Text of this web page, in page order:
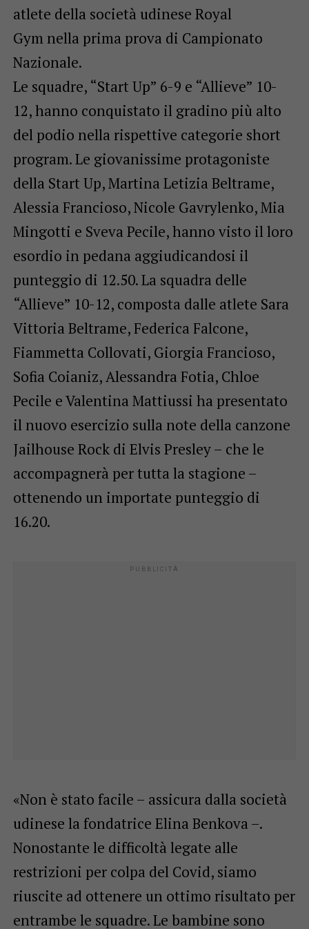
atlete della società udinese Royal
Gym nella prima prova di Campionato
Nazionale.
Le squadre, “Start Up” 6-9 e “Allieve” 10-
12, hanno conquistato il gradino più alto
del podio nella rispettive categorie short
program. Le giovanissime protagoniste
della Start Up, Martina Letizia Beltrame,
Alessia Francioso, Nicole Gavrylenko, Mia
Mingotti e Sveva Pecile, hanno visto il loro
esordio in pedana aggiudicandosi il
punteggio di 12.50. La squadra delle
“Allieve” 10-12, composta dalle atlete Sara
Vittoria Beltrame, Federica Falcone,
Fiammetta Collovati, Giorgia Francioso,
Sofia Coianiz, Alessandra Fotia, Chloe
Pecile e Valentina Mattiussi ha presentato
il nuovo esercizio sulla note della canzone
Jailhouse Rock di Elvis Presley – che le
accompagnerà per tutta la stagione –
ottenendo un importate punteggio di
16.20.
«Non è stato facile – assicura dalla società
udinese la fondatrice Elina Benkova –.
Nonostante le difficoltà legate alle
restrizioni per colpa del Covid, siamo
riuscite ad ottenere un ottimo risultato per
entrambe le squadre. Le bambine sono